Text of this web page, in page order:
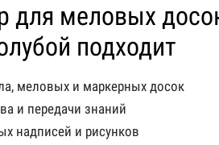
для меловых
подходит
меловых и маркерных досок
и передачи знаний
надписей и рисунков